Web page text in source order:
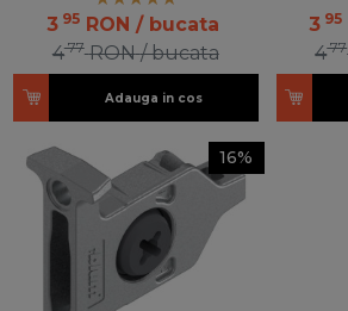
3 95 RON / bucata
477 RON / bucata
Adauga in cos
3 95
477
16%